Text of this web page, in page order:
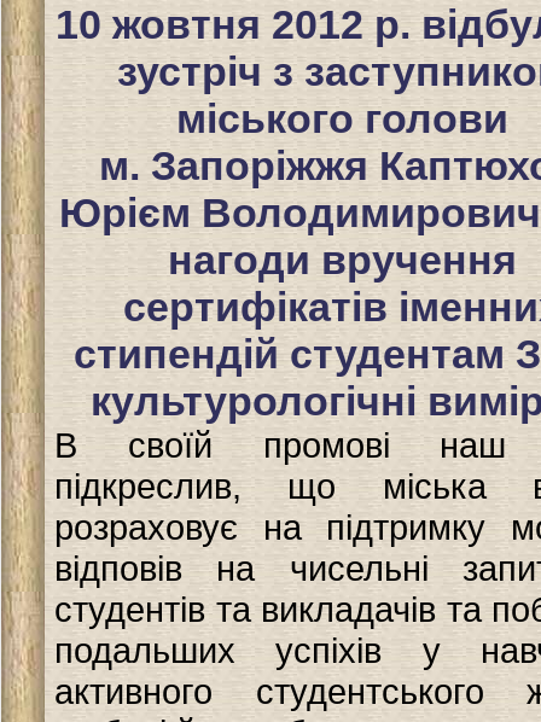
10 жовтня 2012 р.
зустріч з
міського голови
м. Запоріжжя
Юрієм
нагоди вручення
сертифікатів
стипендій студентам
культурологічні
В своїй промові наш
підкреслив, що міська
розраховує на підтримку
відповів на чисельні
студентів та викладачів та
подальших успіхів у
активного студентського